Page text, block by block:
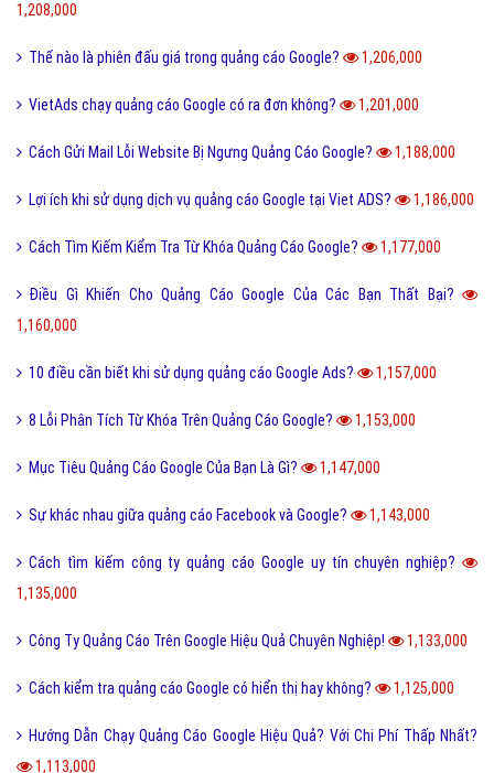
1,208,000
Thế nào là phiên đấu giá trong quảng cáo Google? 1,206,000
VietAds chạy quảng cáo Google có ra đơn không? 1,201,000
Cách Gửi Mail Lỗi Website Bị Ngưng Quảng Cáo Google? 1,188,000
Lợi ích khi sử dụng dịch vụ quảng cáo Google tại Viet ADS? 1,186,000
Cách Tìm Kiếm Kiểm Tra Từ Khóa Quảng Cáo Google? 1,177,000
Điều Gì Khiến Cho Quảng Cáo Google Của Các Bạn Thất Bại?
1,160,000
10 điều cần biết khi sử dụng quảng cáo Google Ads? 1,157,000
8 Lỗi Phân Tích Từ Khóa Trên Quảng Cáo Google? 1,153,000
Mục Tiêu Quảng Cáo Google Của Bạn Là Gì? 1,147,000
Sự khác nhau giữa quảng cáo Facebook và Google? 1,143,000
Cách tìm kiếm công ty quảng cáo Google uy tín chuyên nghiệp?
1,135,000
Công Ty Quảng Cáo Trên Google Hiệu Quả Chuyên Nghiệp! 1,133,000
Cách kiểm tra quảng cáo Google có hiển thị hay không? 1,125,000
Hướng Dẫn Chạy Quảng Cáo Google Hiệu Quả? Với Chi Phí Thấp Nhất?
1,113,000